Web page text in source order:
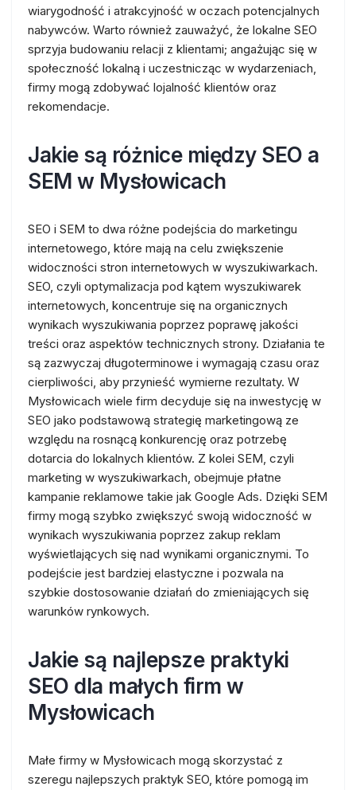
wiarygodność i atrakcyjność w oczach potencjalnych
nabywców. Warto również zauważyć, że lokalne SEO
sprzyja budowaniu relacji z klientami; angażując się w
społeczność lokalną i uczestnicząc w wydarzeniach,
firmy mogą zdobywać lojalność klientów oraz
rekomendacje.
Jakie są różnice między SEO a
SEM w Mysłowicach
SEO i SEM to dwa różne podejścia do marketingu
internetowego, które mają na celu zwiększenie
widoczności stron internetowych w wyszukiwarkach.
SEO, czyli optymalizacja pod kątem wyszukiwarek
internetowych, koncentruje się na organicznych
wynikach wyszukiwania poprzez poprawę jakości
treści oraz aspektów technicznych strony. Działania te
są zazwyczaj długoterminowe i wymagają czasu oraz
cierpliwości, aby przynieść wymierne rezultaty. W
Mysłowicach wiele firm decyduje się na inwestycję w
SEO jako podstawową strategię marketingową ze
względu na rosnącą konkurencję oraz potrzebę
dotarcia do lokalnych klientów. Z kolei SEM, czyli
marketing w wyszukiwarkach, obejmuje płatne
kampanie reklamowe takie jak Google Ads. Dzięki SEM
firmy mogą szybko zwiększyć swoją widoczność w
wynikach wyszukiwania poprzez zakup reklam
wyświetlających się nad wynikami organicznymi. To
podejście jest bardziej elastyczne i pozwala na
szybkie dostosowanie działań do zmieniających się
warunków rynkowych.
Jakie są najlepsze praktyki
SEO dla małych firm w
Mysłowicach
Małe firmy w Mysłowicach mogą skorzystać z
szeregu najlepszych praktyk SEO, które pomogą im